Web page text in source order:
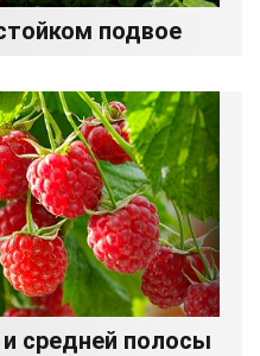
подвое
средней полосы